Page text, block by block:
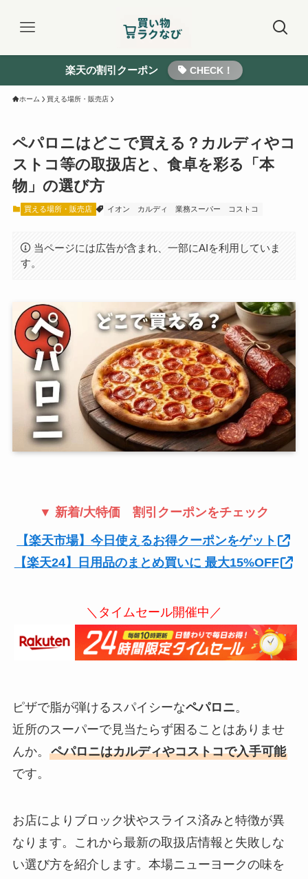
楽天の割引クーポン CHECK！
ホーム 買える場所・販売店
ペパロニはどこで買える？カルディやコ
ストコ等の取扱店と、食卓を彩る「本
物」の選び方
買える場所・販売店 イオン カルディ 業務スーパー コストコ
当ページには広告が含まれ、一部にAIを利用していま
す。
▼ 新着/大特価 割引クーポンをチェック
【楽天市場】今日使えるお得クーポンをゲット
【楽天24】日用品のまとめ買いに 最大15%OFF
＼タイムセール開催中／
ピザで脂が弾けるスパイシーなペパロニ。
近所のスーパーで見当たらず困ることはありませ
んか。 ペパロニはカルディやコストコで入手可能
です。
お店によりブロック状やスライス済みと特徴が異
なります。これから最新の取扱店情報と失敗しな
い選び方を紹介します。本場ニューヨークの味を